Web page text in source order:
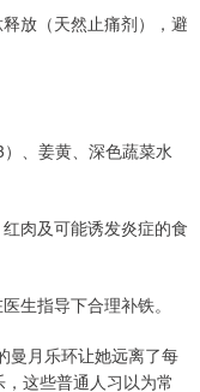
放（天然止痛剂），避
、姜黄、深色蔬菜水
肉及可能诱发炎症的食
生指导下合理补铁。
曼月乐环让她远离了每
这些普通人习以为常